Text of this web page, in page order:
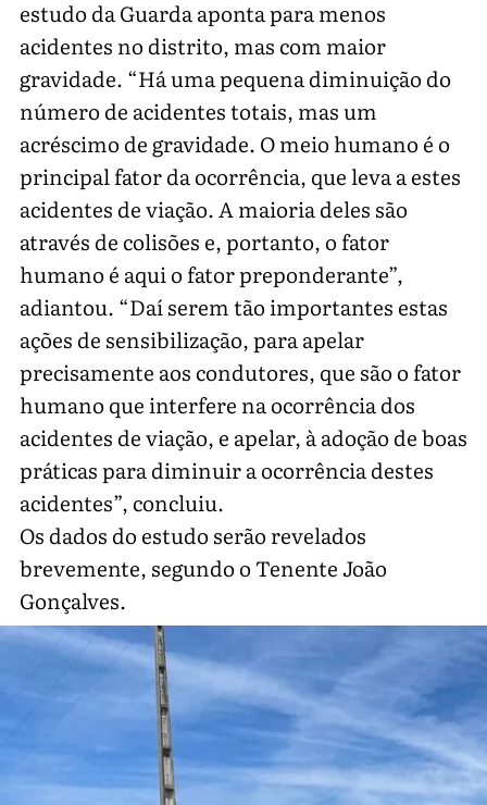
estudo da Guarda aponta para menos
acidentes no distrito, mas com maior
gravidade. “Há uma pequena diminuição do
número de acidentes totais, mas um
acréscimo de gravidade. O meio humano é o
principal fator da ocorrência, que leva a estes
acidentes de viação. A maioria deles são
através de colisões e, portanto, o fator
humano é aqui o fator preponderante”,
adiantou. “Daí serem tão importantes estas
ações de sensibilização, para apelar
precisamente aos condutores, que são o fator
humano que interfere na ocorrência dos
acidentes de viação, e apelar, à adoção de boas
práticas para diminuir a ocorrência destes
acidentes”, concluiu.
Os dados do estudo serão revelados
brevemente, segundo o Tenente João
Gonçalves.